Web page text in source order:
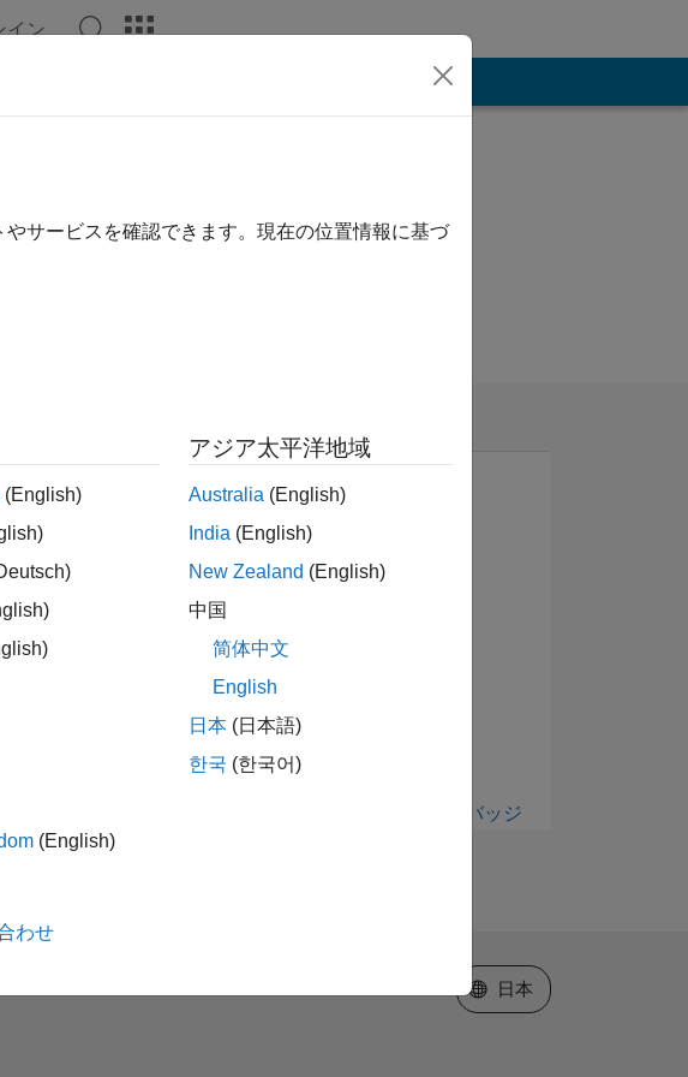
イン
すべて表示 バッジ
サービスを確認できます。現在の位置情報に基づ
(English)
(English)
アジア太平洋地域
Australia (English)
India (English)
New Zealand (English)
中国
简体中文
English
日本 (日本語)
한국 (한국어)
わせ
Web サイトの選択
日本